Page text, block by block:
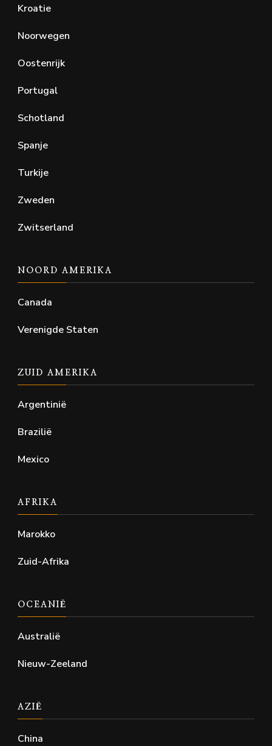
Kroatie
Noorwegen
Oostenrijk
Portugal
Schotland
Spanje
Turkije
Zweden
Zwitserland
NOORD AMERIKA
Canada
Verenigde Staten
ZUID AMERIKA
Argentinië
Brazilië
Mexico
AFRIKA
Marokko
Zuid-Afrika
OCEANIË
Australië
Nieuw-Zeeland
AZIË
China